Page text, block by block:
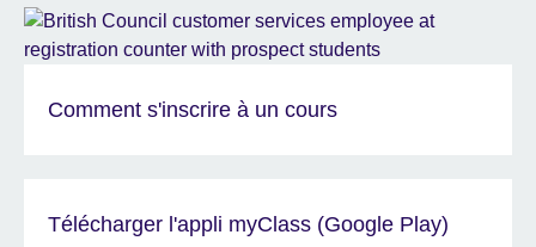
Comment s'inscrire à un cours
Télécharger l'appli myClass (Google Play)